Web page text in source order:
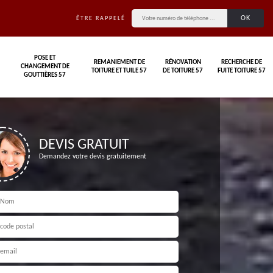
ÊTRE RAPPELÉ
POSE ET
CHANGEMENT DE
GOUTTIÈRES 57
REMANIEMENT DE
TOITURE ET TUILE 57
RÉNOVATION
DE TOITURE 57
RECHERCHE DE
FUITE TOITURE 57
DEVIS GRATUIT
Demandez votre devis gratuitement